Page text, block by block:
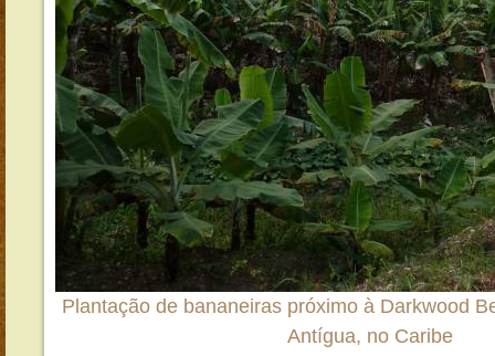
Plantação de bananeiras próximo à Darkwood
Antígua, no Caribe